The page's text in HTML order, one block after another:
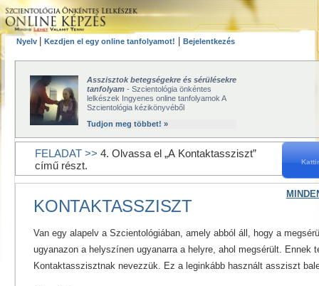
Nyelv Kezdjen el egy online tanfolyamot! Bejelentkezés
Asszisztok betegségekre és sérülésekre
tanfolyam - Szcientológia önkéntes
lelkészek Ingyenes online tanfolyamok A
Szcientológia kézikönyvéből
Tudjon meg többet! »
FELADAT >> 4. Olvassa el „A Kontaktassziszt”
című részt.
KONTAKTASSZISZT
Van egy alapelv a Szcientológiában, amely abból áll, hogy a
ugyanazon a helyszínen ugyanarra a helyre, ahol megsérült. Ennek
Kontaktasszisztnak nevezzük. Ez a leginkább használt assziszt